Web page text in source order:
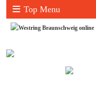
Top Menu